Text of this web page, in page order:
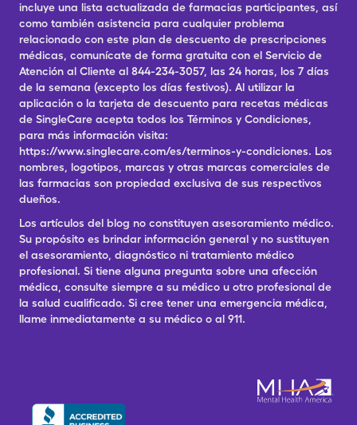
incluye una lista actualizada de farmacias participantes, así
como también asistencia para cualquier problema
relacionado con este plan de descuento de prescripciones
médicas, comunícate de forma gratuita con el Servicio de
Atención al Cliente al 844-234-3057, las 24 horas, los 7 días
de la semana (excepto los días festivos). Al utilizar la
aplicación o la tarjeta de descuento para recetas médicas
de SingleCare acepta todos los Términos y Condiciones,
para más información visita:
https://www.singlecare.com/es/terminos-y-condiciones. Los
nombres, logotipos, marcas y otras marcas comerciales de
las farmacias son propiedad exclusiva de sus respectivos
dueños.
Los artículos del blog no constituyen asesoramiento médico.
Su propósito es brindar información general y no sustituyen
el asesoramiento, diagnóstico ni tratamiento médico
profesional. Si tiene alguna pregunta sobre una afección
médica, consulte siempre a su médico u otro profesional de
la salud cualificado. Si cree tener una emergencia médica,
llame inmediatamente a su médico o al 911.